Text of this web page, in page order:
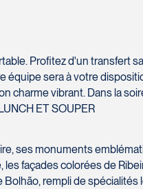
Profitez d'un transfert
sera à votre
vibrant. Dans la
ET SOUPER
ses monuments
façades colorées de
rempli de